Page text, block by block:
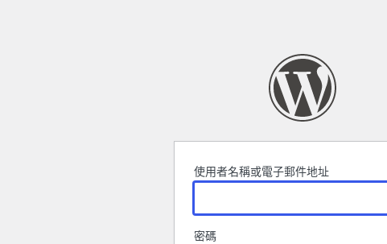
使用者名稱或電子郵件地址
密碼